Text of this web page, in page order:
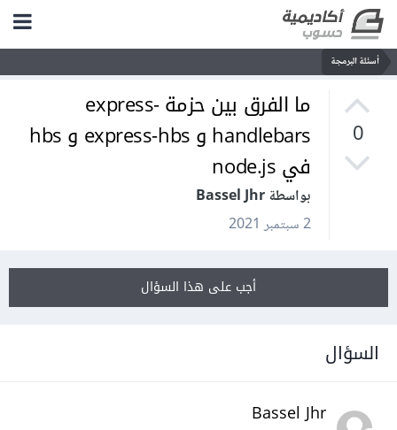
أسئلة البرمجة
0
ما الفرق بين حزمة express-
handlebars و express-hbs و hbs
في node.js
بواسطة Bassel Jhr
2 سبتمبر 2021
أجب على هذا السؤال
السؤال
Bassel Jhr